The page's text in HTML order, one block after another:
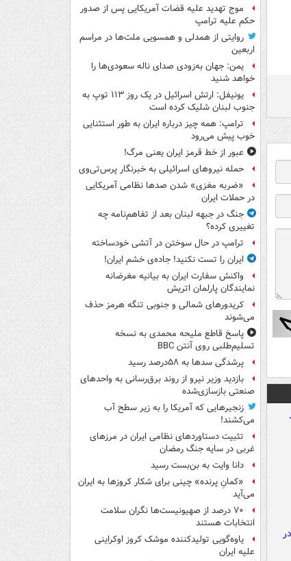
موج تهدید علیه قضات آمریکایی پس از صدور
حکم علیه ترامپ
روایتی از همدلی و همسویی ملت‌ها در مراسم
اربعین
یمن: جهان به‌زودی صدای ناله سعودی‌ها را
خواهد شنید
یونیفل: ارتش اسرائیل در یک روز ۱۱۳ توپ به
جنوب لبنان شلیک کرده است
ترامپ: همه چیز درباره ایران به طور استثنایی
خوب پیش می‌رود
عبور از خط قرمز ایران یعنی مرگ!
حمله نیروهای اسرائیلی به خبرنگار پرس‌تی‌وی
«ضربه مغزی» شدن صدها نظامی آمریکایی
در حملات ایران
جنگ در جبهه لبنان بعد از تفاهم‌نامه چه
تغییری کرده؟
ترامپ در حال سوختن در آتشی خودساخته
ایران را تست نکنید! جاده‌ی خشم ایران!
واکنش سفارت ایران به بیانیه مغرضانه
نمایندگان پارلمان اتریش
کریدورهای شمالی و جنوبی تنگه هرمز حذف
می‌شوند
پاسخ قاطع ملیحه محمدی به نسخه
تسلیم‌طلبی روی آنتن BBC
پرشدگی سدها به ۵۸درصد رسید
بازدید وزیر نیرو از روند برق‌رسانی به واحدهای
صنعتی بازسازی‌شده
زنجیرهایی که آمریکا را به زیر سطح آب
می‌کشند!
تثبیت دستاوردهای نظامی ایران در مرزهای
غربی در سایه جنگ رمضان
دانا وایت به بن‌بست رسید
«کمانِ پرنده» چینی برای شکار کروزها به ایران
می‌آید
۷۰ درصد از صهیونیست‌ها نگران سلامت
انتخابات هستند
یاوه‌گویی تولیدکننده موشک کروز اوکراینی
علیه ایران